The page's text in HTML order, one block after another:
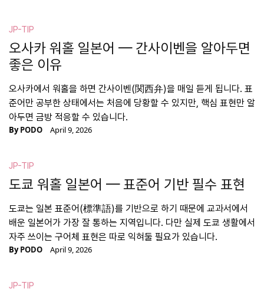
JP-TIP
오사카 워홀 일본어 — 간사이벤을 알아두면
좋은 이유
오사카에서 워홀을 하면 간사이벤(関西弁)을 매일 듣게 됩니다. 표
준어만 공부한 상태에서는 처음에 당황할 수 있지만, 핵심 표현만 알
아두면 금방 적응할 수 있습니다.
ByPODO April 9, 2026
JP-TIP
도쿄 워홀 일본어 — 표준어 기반 필수 표현
도쿄는 일본 표준어(標準語)를 기반으로 하기 때문에 교과서에서
배운 일본어가 가장 잘 통하는 지역입니다. 다만 실제 도쿄 생활에서
자주 쓰이는 구어체 표현은 따로 익혀둘 필요가 있습니다.
ByPODO April 9, 2026
JP-TIP